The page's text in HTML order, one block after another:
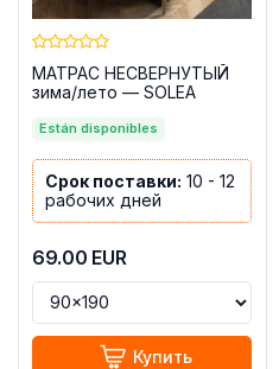
МАТРАС НЕСВЕРНУТЫЙ
зима/лето — SOLEA
Están disponibles
Срок поставки: 10 - 12
рабочих дней
69.00 EUR
Купить